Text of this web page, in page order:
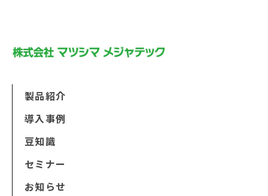
製品紹介
導入事例
豆知識
セミナー
お知らせ